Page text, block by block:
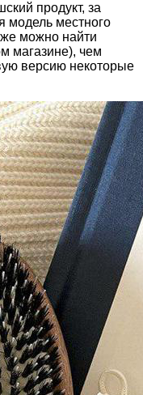
продукт, за
модель местного
можно найти
магазине), чем
версию некоторые